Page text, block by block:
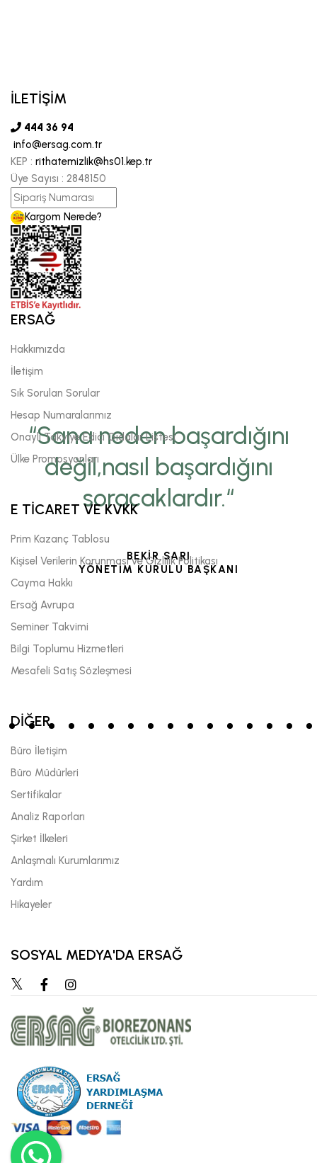
“Sana neden başardığını
değil,nasıl başardığını
soracaklardır.“
BEKİR SARI
YÖNETİM KURULU BAŞKANI
İLETİŞİM
444 36 94
info@ersag.com.tr
KEP : rithatemizlik@hs01.kep.tr
Üye Sayısı : 2848150
Kargom Nerede?
ERSAĞ
Hakkımızda
İletişim
Sık Sorulan Sorular
Hesap Numaralarımız
Onaylı Takviye Edici Gıdalar Listesi
Ülke Promosyonları
E TİCARET VE KVKK
Prim Kazanç Tablosu
Kişisel Verilerin Korunması ve Gizlilik Politikası
Cayma Hakkı
Ersağ Avrupa
Seminer Takvimi
Bilgi Toplumu Hizmetleri
Mesafeli Satış Sözleşmesi
DİĞER
Büro İletişim
Büro Müdürleri
Sertifikalar
Analiz Raporları
Şirket İlkeleri
Anlaşmalı Kurumlarımız
Yardım
Hikayeler
SOSYAL MEDYA'DA ERSAĞ